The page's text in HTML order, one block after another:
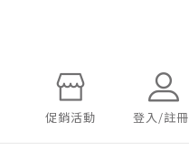
促銷活動 登入/註冊